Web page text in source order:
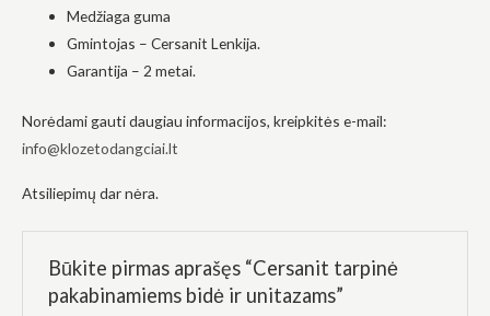
Medžiaga guma
Gmintojas – Cersanit Lenkija.
Garantija – 2 metai.
Norėdami gauti daugiau informacijos, kreipkitės e-mail:
info@klozetodangciai.lt
Atsiliepimų dar nėra.
Būkite pirmas aprašęs “Cersanit tarpinė
pakabinamiems bidė ir unitazams”
veiktų kuo
geriau jūsų
metu. Jei
šių slapukų,
kai kurios
funkcijos iš
išnyks.
Rinkodara
Dalindamiesi
savo